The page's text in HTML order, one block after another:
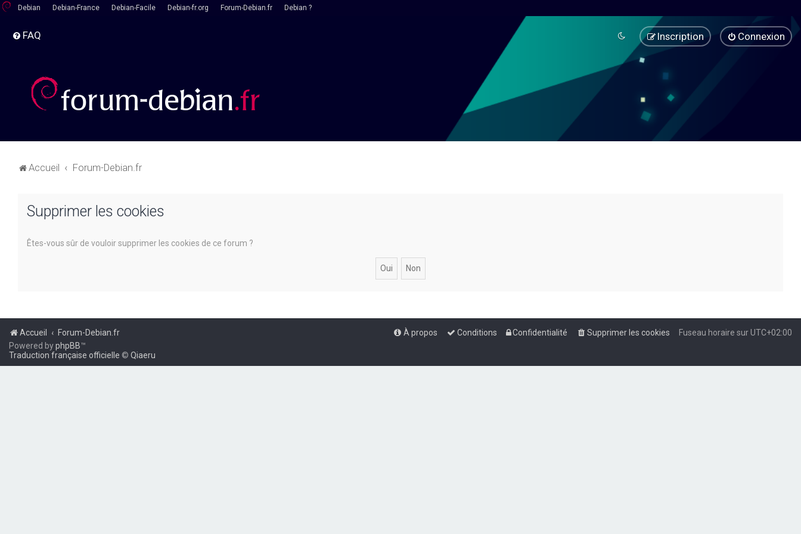
Debian Debian-France Debian-Facile Debian-fr.org Forum-Debian.fr Debian ?
FAQ Connexion
Inscription
Accueil Forum-Debian.fr
Supprimer les cookies
Êtes-vous sûr de vouloir supprimer les cookies de ce forum ?
Accueil Forum-Debian.fr Fuseau horaire surUTC+02:00
Supprimer les cookies
Confidentialité
Conditions
À propos
Powered byphpBB™
Traduction française officielle © Qiaeru